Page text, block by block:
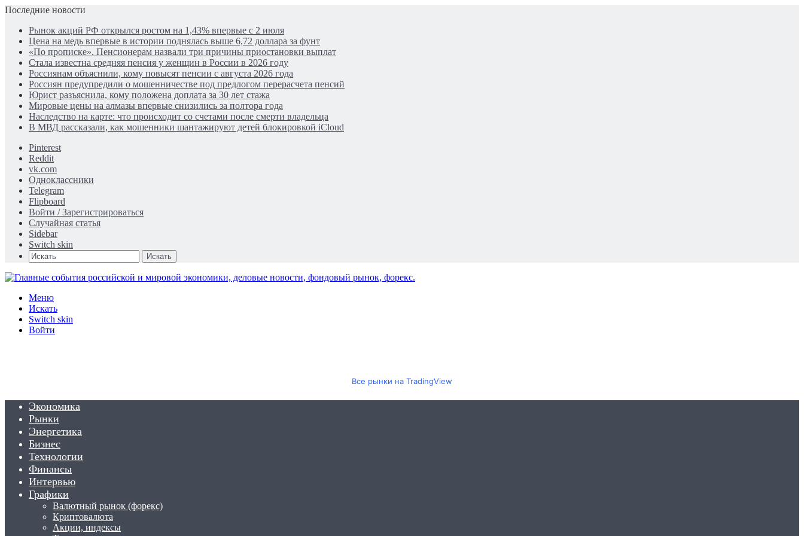
Последние новости
Рынок акций РФ открылся ростом на 1,43% впервые с 2 июля
Цена на медь впервые в истории поднялась выше 6,72 доллара за фунт
«По прописке». Пенсионерам назвали три причины приостановки выплат
Стала известна средняя пенсия у женщин в России в 2026 году
Россиянам объяснили, кому повысят пенсии с августа 2026 года
Россиян предупредили о мошенничестве под предлогом перерасчета пенсий
Юрист разъяснила, кому положена доплата за 30 лет стажа
Мировые цены на алмазы впервые снизились за полтора года
Наследство на карте: что происходит со счетами после смерти владельца
В МВД рассказали, как мошенники шантажируют детей блокировкой iCloud
Pinterest
Reddit
vk.com
Одноклассники
Telegram
Flipboard
Войти / Зарегистрироваться
Случайная статья
Sidebar
Switch skin
Искать
Меню
Искать
Switch skin
Войти
Все рынки на TradingView
Экономика
Рынки
Энергетика
Бизнес
Технологии
Финансы
Интервью
Графики
Валютный рынок (форекс)
Криптовалюта
Акции, индексы